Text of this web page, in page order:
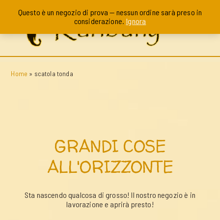
Home » scatola tonda
GRANDI COSE
ALL'ORIZZONTE
Sta nascendo qualcosa di grosso! Il nostro negozio è in
lavorazione e aprirà presto!
Questo è un negozio di prova — nessun ordine sarà preso in
considerazione. Ignora